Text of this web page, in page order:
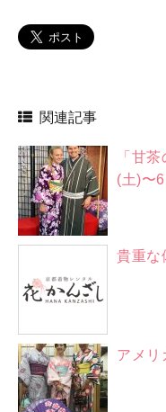
関連記事
「甘
(土)〜
貴重な
アメリ